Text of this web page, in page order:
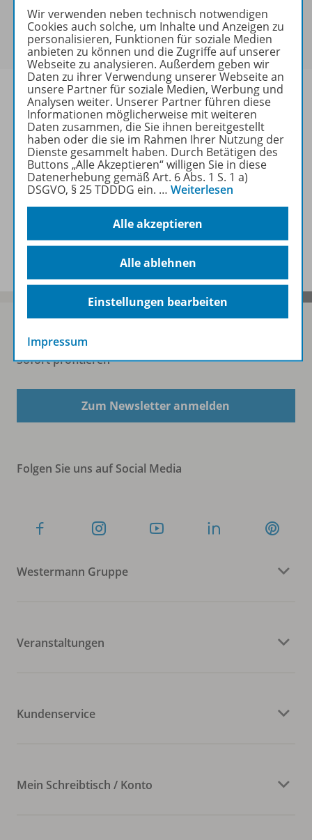
Sie haben ein passendesSpar-Paket?
Um den für Sie gültigen Preis zu sehen,melden Sie
sich bitte an.
Informationen
Weitere Inhalte der Ausgabe
Spar-Pakete
Sofort profitieren
Zum Newsletter anmelden
Folgen Sie uns auf Social Media
Westermann Gruppe
Veranstaltungen
Kundenservice
Mein Schreibtisch / Konto
Wir verwenden neben technisch notwendigen
Cookies auch solche, um Inhalte und Anzeigen zu
personalisieren, Funktionen für soziale Medien
anbieten zu können und die Zugriffe auf unserer
Webseite zu analysieren. Außerdem geben wir
Daten zu ihrer Verwendung unserer Webseite an
unsere Partner für soziale Medien, Werbung und
Analysen weiter. Unserer Partner führen diese
Informationen möglicherweise mit weiteren
Daten zusammen, die Sie ihnen bereitgestellt
haben oder die sie im Rahmen Ihrer Nutzung der
Dienste gesammelt haben. Durch Betätigen des
Buttons „Alle Akzeptieren“ willigen Sie in diese
Datenerhebung gemäß Art. 6 Abs. 1 S. 1 a)
DSGVO, § 25 TDDDG ein. … Weiterlesen
Alle akzeptieren
Alle ablehnen
Einstellungen bearbeiten
Impressum